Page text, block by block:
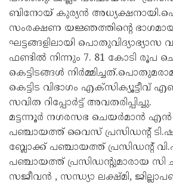
ബിനോയ് കുര്യൻ
സംരക്ഷണ യജ്ഞത്തിന്റെ
ഘട്ടങ്ങളിലായി പൊതുവിദ്യാഭ്യാസ
ഫണ്ടിൽ നിന്നും 7. 81 കോടി രൂപ
കെട്ടിടങ്ങൾ
കെട്ടിട വിഭാഗം എക്സിക്യൂട്ടീവ്
സവിത റിപ്പോർട്ട് അവതരിപ്പിച്ചു.
മട്ടന്നൂർ നഗരസഭ ചെയർമാൻ എൻ
പഞ്ചായത്ത് വൈസ് പ്രസിഡന്റ്
ബ്ലോക്ക് പഞ്ചായത്ത് പ്രസിഡന്റ്
പഞ്ചായത്ത് പ്രസിഡന്റുമാരായ സി
സജീവൻ , സന്ധ്യാ ലക്ഷ്മി,